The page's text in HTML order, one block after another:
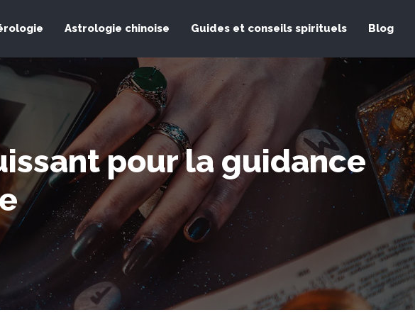
Astrologie chinoise Guides et conseils spirituels Blog
pour la guidance